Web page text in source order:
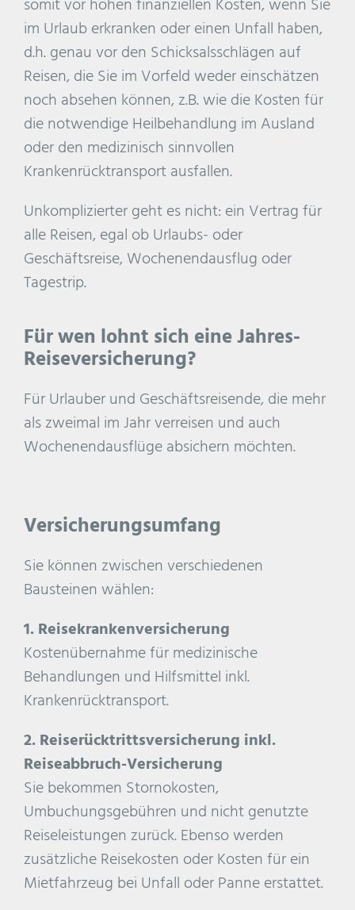
somit vor hohen finanziellen Kosten, wenn Sie
im Urlaub erkranken oder einen Unfall haben,
d.h. genau vor den Schicksalsschlägen auf
Reisen, die Sie im Vorfeld weder einschätzen
noch absehen können, z.B. wie die Kosten für
die notwendige Heilbehandlung im Ausland
oder den medizinisch sinnvollen
Krankenrücktransport ausfallen.
Unkomplizierter geht es nicht: ein Vertrag für
alle Reisen, egal ob Urlaubs- oder
Geschäftsreise, Wochenendausflug oder
Tagestrip.
Für wen lohnt sich eine Jahres-
Reiseversicherung?
Für Urlauber und Geschäftsreisende, die mehr
als zweimal im Jahr verreisen und auch
Wochenendausflüge absichern möchten.
Versicherungsumfang
Sie können zwischen verschiedenen
Bausteinen wählen:
1. Reisekrankenversicherung
Kostenübernahme für medizinische
Behandlungen und Hilfsmittel inkl.
Krankenrücktransport.
2. Reiserücktrittsversicherung inkl.
Reiseabbruch-Versicherung
Sie bekommen Stornokosten,
Umbuchungsgebühren und nicht genutzte
Reiseleistungen zurück. Ebenso werden
zusätzliche Reisekosten oder Kosten für ein
Mietfahrzeug bei Unfall oder Panne erstattet.